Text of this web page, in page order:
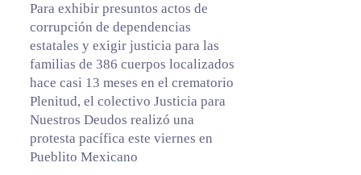
Para exhibir presuntos actos de
corrupción de dependencias
estatales y exigir justicia para las
familias de 386 cuerpos localizados
hace casi 13 meses en el crematorio
Plenitud, el colectivo Justicia para
Nuestros Deudos realizó una
protesta pacífica este viernes en
Pueblito Mexicano